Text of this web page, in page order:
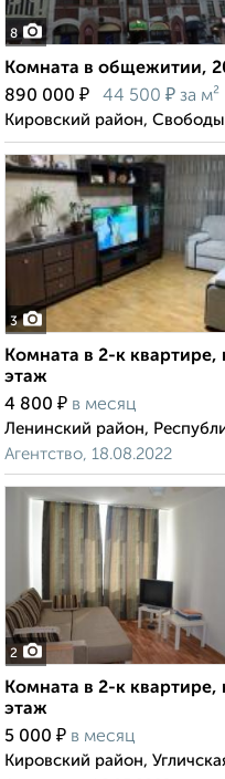
8
Комната в общежитии,
890 000 ₽ 44 500 ₽ за м²
Кировский район,
3
Комната в 2-к
этаж
4 800 ₽ в месяц
Ленинский район,
Агентство, 18.08.2022
2
Комната в 2-к
этаж
5 000 ₽ в месяц
Кировский район,